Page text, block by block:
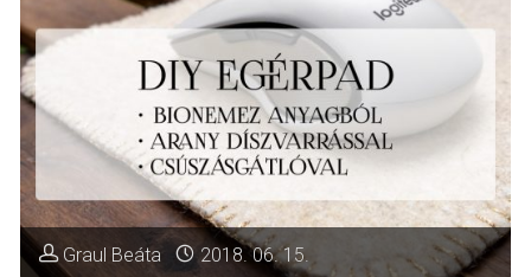
Graul Beáta 2018. 06. 15.